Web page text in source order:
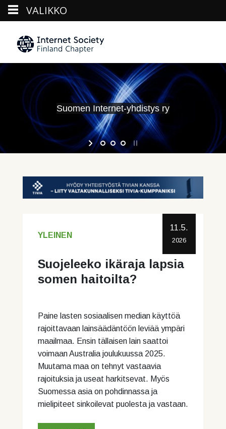
content
Suomen Internet-yhdistys ry
11.5.
2026
YLEINEN
Suojeleeko ikäraja lapsia
somen haitoilta?
Paine lasten sosiaalisen median käyttöä
rajoittavaan lainsäädäntöön leviää ympäri
maailmaa. Ensin tällaisen lain saattoi
voimaan Australia joulukuussa 2025.
Muutama maa on tehnyt vastaavia
rajoituksia ja useat harkitsevat. Myös
Suomessa asia on pohdinnassa ja
mielipiteet sinkoilevat puolesta ja vastaan.
VALIKKO